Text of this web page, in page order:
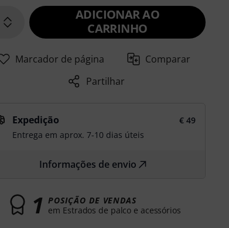
ADICIONAR AO
CARRINHO
Marcador de página
Comparar
Partilhar
Expedição
€ 49
Entrega em aprox. 7-10 dias úteis
Informações de envio
1 POSIÇÃO DE VENDAS
em Estrados de palco e acessórios